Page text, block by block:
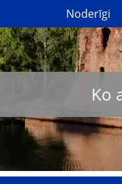
Noderīgi
Ko